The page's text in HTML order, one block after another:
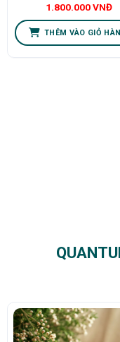
1.800.000VNĐ
THÊM VÀO GIỎ